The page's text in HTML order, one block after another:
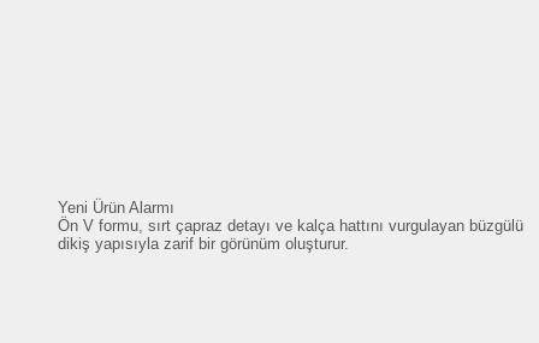
Yeni Ürün Alarmı
Ön V formu, sırt çapraz detayı ve kalça hattını vurgulayan büzgülü
dikiş yapısıyla zarif bir görünüm oluşturur.